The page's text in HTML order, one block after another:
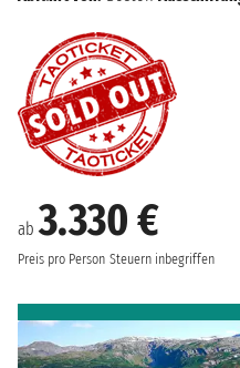
ab3.330 €
Preis pro Person Steuern inbegriffen